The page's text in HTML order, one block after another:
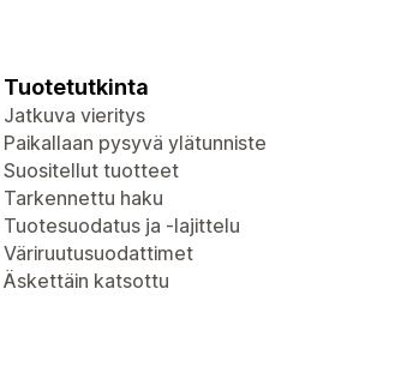
Tuotetutkinta
Jatkuva vieritys
Paikallaan pysyvä ylätunniste
Suositellut tuotteet
Tarkennettu haku
Tuotesuodatus ja -lajittelu
Väriruutusuodattimet
Äskettäin katsottu